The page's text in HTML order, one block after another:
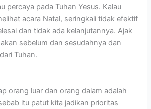
percaya pada Tuhan Yesus. Kalau
acara Natal, seringkali tidak efektif
dan tidak ada kelanjutannya. Ajak
sebelum dan sesudahnya dan
Tuhan.
orang luar dan orang dalam adalah
itu patut kita jadikan prioritas